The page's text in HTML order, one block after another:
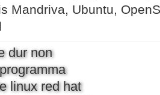
Mandriva, Ubuntu,
dur non
linux red hat